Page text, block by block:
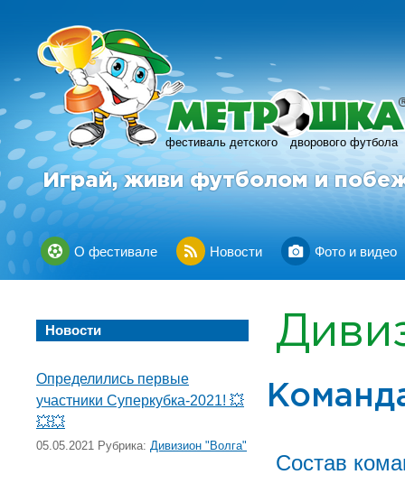
фестиваль детского дворового футбола
R
Играй, живи футболом и
О фестивале Новости Фото и видео
Новости
Определились первые
участники Суперкубка-2021! 💥
💥💥
05.05.2021 Рубрика: Дивизион "Волга"
Состав